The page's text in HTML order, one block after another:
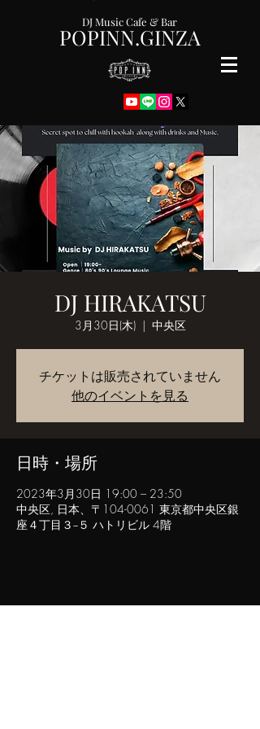
POPINN.GINZA
DJ Music Cafe & Bar
DJ HIRAKATSU
3月30日(木)
  |
中央区
チケットは販売されていません
他のイベントを見る
日時・場所
2023年3月30日 19:00 – 23:50
中央区, 日本、〒104-0061 東京都中央区銀
座４丁目３−５ ハトリビル 4階